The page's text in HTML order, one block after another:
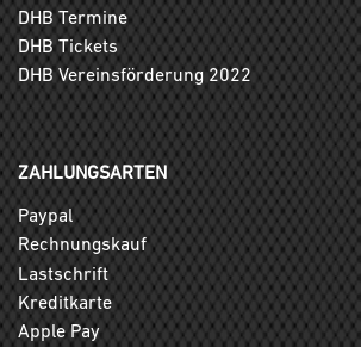
DHB Termine
DHB Tickets
DHB Vereinsförderung 2022
ZAHLUNGSARTEN
Paypal
Rechnungskauf
Lastschrift
Kreditkarte
Apple Pay